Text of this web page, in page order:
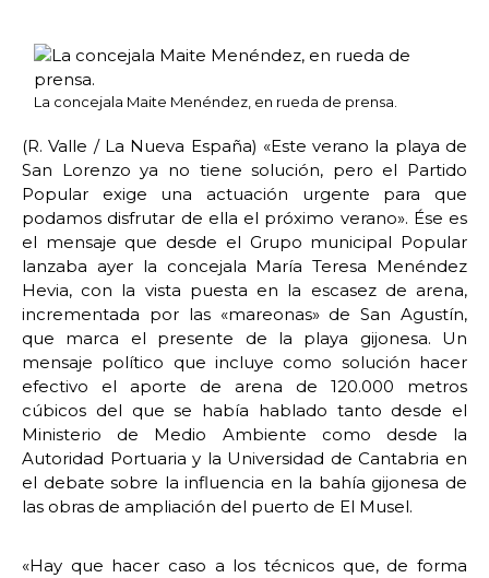
La concejala Maite Menéndez, en rueda de prensa.
(R. Valle / La Nueva España) «Este verano la playa de
San Lorenzo ya no tiene solución, pero el Partido
Popular exige una actuación urgente para que
podamos disfrutar de ella el próximo verano». Ése es
el mensaje que desde el Grupo municipal Popular
lanzaba ayer la concejala María Teresa Menéndez
Hevia, con la vista puesta en la escasez de arena,
incrementada por las «mareonas» de San Agustín,
que marca el presente de la playa gijonesa. Un
mensaje político que incluye como solución hacer
efectivo el aporte de arena de 120.000 metros
cúbicos del que se había hablado tanto desde el
Ministerio de Medio Ambiente como desde la
Autoridad Portuaria y la Universidad de Cantabria en
el debate sobre la influencia en la bahía gijonesa de
las obras de ampliación del puerto de El Musel.
«Hay que hacer caso a los técnicos que, de forma